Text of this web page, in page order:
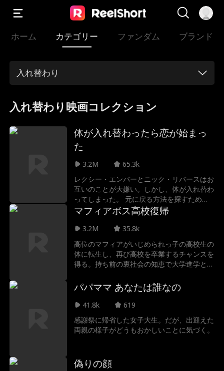
ホーム カテゴリー ファンダム ブランド
入れ替わり
入れ替わり映画コレクション
体が入れ替わったら恋が始まっ
た
3.2M
65.3k
レクシー・エンバーとニック・リバースはお
互いのことが大嫌い。しかし、体が入れ替わ
ってしまった。 元に戻る方法を探すため
に、二人は協力しなければならない。そし
い。
マフィアボス高校復帰
3.2M
35.8k
高位のマフィアがいじめられっ子の高校生の
体に転生し、再び高校を卒業するチャンスを
得る。持ち前の裏社会の知恵で大学進学とい
たちに再び退学へ追い込まれてしまうのか？
パパママ あなたは誰なの
41.8k
619
感謝祭に帰省した女子大生。だが、出迎えた
両親の様子がどうもおかしいことに気づく。
偽りの顔